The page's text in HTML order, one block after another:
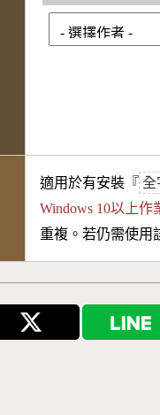
適用於有安裝『 全
Windows 10以上
重複。若仍需使用